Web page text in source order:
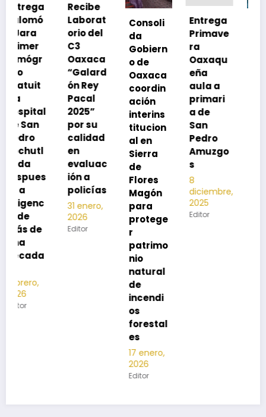
Recibe
Laborat
orio del
C3
Oaxaca
“Galard
ón Rey
2025”
por su
calidad
en
evaluac
ión a
policías
31 enero,
2026
Editor
Consoli
da
o de
Oaxaca
coordin
ación
interins
titucion
al en
de
Flores
Magón
para
protege
r
Entrega
ra
Oaxaqu
eña
aula a
primari
a de
San
Pedro
Amuzgo
8
diciembre,
2025
Editor
Exhorta
SSO a
rse de
neumoc
oco
para
preveni
r la
neumon
ía
2025
Editor